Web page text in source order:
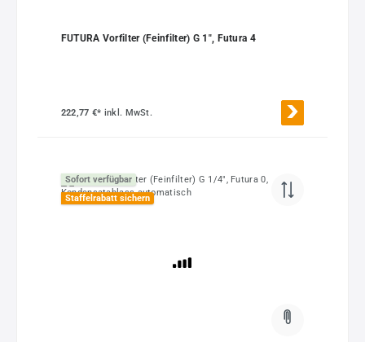
FUTURA Vorfilter (Feinfilter) G 1", Futura 4
222,77 €* inkl. MwSt.
Sofort verfügbar
Staffelrabatt sichern